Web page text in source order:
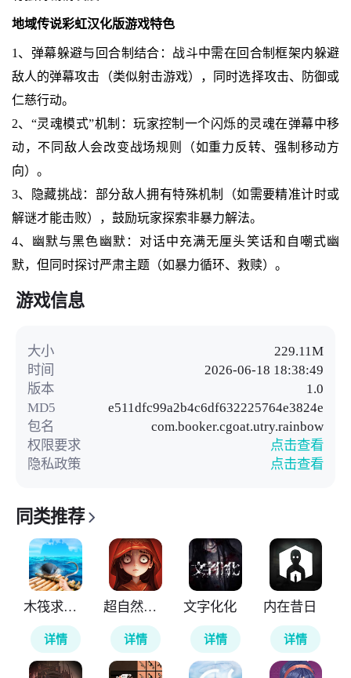
地域传说彩虹汉化版游戏特色
1、弹幕躲避与回合制结合：战斗中需在回合制框架内躲避
敌人的弹幕攻击（类似射击游戏），同时选择攻击、防御或
仁慈行动。
2、“灵魂模式”机制：玩家控制一个闪烁的灵魂在弹幕中移
动，不同敌人会改变战场规则（如重力反转、强制移动方
向）。
3、隐藏挑战：部分敌人拥有特殊机制（如需要精准计时或
解谜才能击败），鼓励玩家探索非暴力解法。
4、幽默与黑色幽默：对话中充满无厘头笑话和自嘲式幽
默，但同时探讨严肃主题（如暴力循环、救赎）。
游戏信息
大小
229.11M
时间
2026-06-18 18:38:49
版本
1.0
MD5
e511dfc99a2b4c6df632225764e3824e
包名
com.booker.cgoat.utry.rainbow
权限要求
点击查看
隐私政策
点击查看
同类推荐
木筏求生4无尽之海
详情
超自然行动组
详情
文字化化
详情
内在昔日
详情